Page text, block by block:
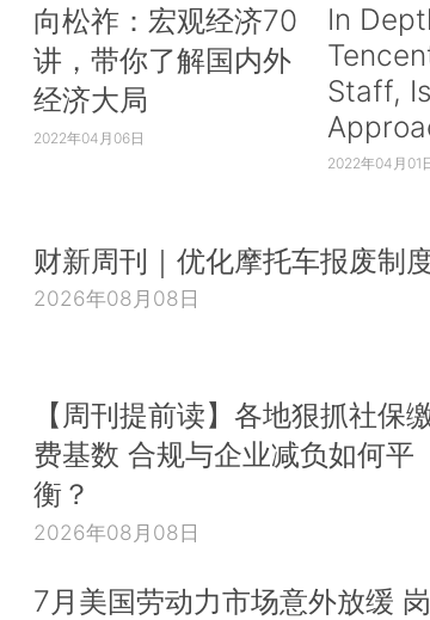
向松祚：宏观经济70
讲，带你了解国内外
经济大局
2022年04月06日
In
Staff,
2022年04月01
财新周刊｜优化摩托车报废制
2026年08月08日
【周刊提前读】各地狠抓社保
费基数 合规与企业减负如何平
衡？
2026年08月08日
7月美国劳动力市场意外放缓 岗